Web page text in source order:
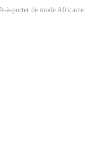
à-porter de mode Africaine